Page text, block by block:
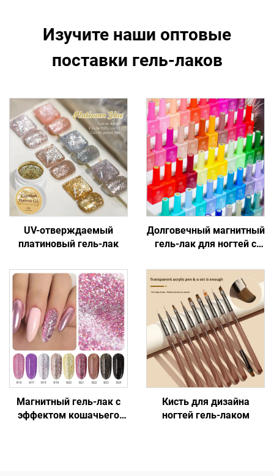
Изучите наши оптовые
поставки гель-лаков
UV-отверждаемый
платиновый гель-лак
Долговечный магнитный
гель-лак для ногтей с
глаза
Магнитный гель-лак с
эффектом кошачьего
Кисть для дизайна
ногтей гель-лаком